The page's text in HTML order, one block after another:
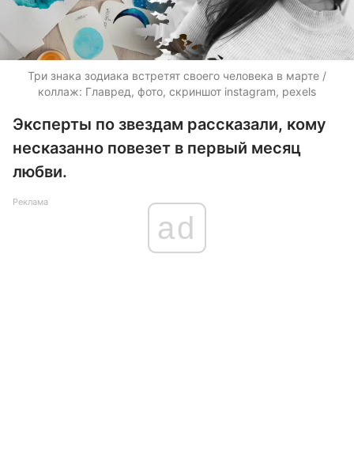
Три знака зодиака встретят своего человека в марте /
коллаж: Главред, фото, скриншот instagram, pexels
Эксперты по звездам рассказали, кому
несказанно повезет в первый месяц
любви.
Реклама
ad